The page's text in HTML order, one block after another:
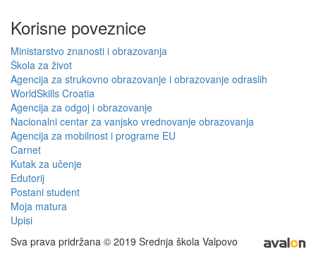
Korisne poveznice
Ministarstvo znanosti i obrazovanja
Škola za život
Agencija za strukovno obrazovanje i obrazovanje odraslih
WorldSkills Croatia
Agencija za odgoj i obrazovanje
Nacionalni centar za vanjsko vrednovanje obrazovanja
Agencija za mobilnost i programe EU
Carnet
Kutak za učenje
Edutorij
Postani student
Moja matura
Upisi
Sva prava pridržana © 2019 Srednja škola Valpovo